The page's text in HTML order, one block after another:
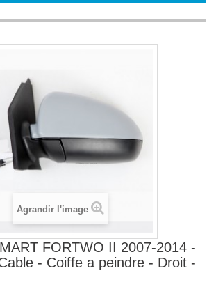
Agrandir l'image
FORTWO II 2007-2014 -
- Coiffe a peindre - Droit -